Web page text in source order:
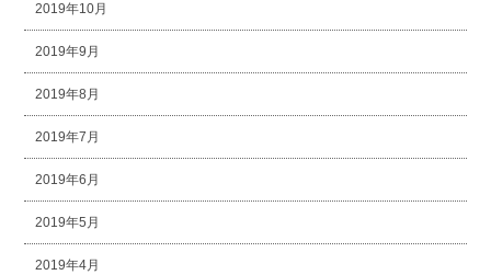
2019年10月
2019年9月
2019年8月
2019年7月
2019年6月
2019年5月
2019年4月